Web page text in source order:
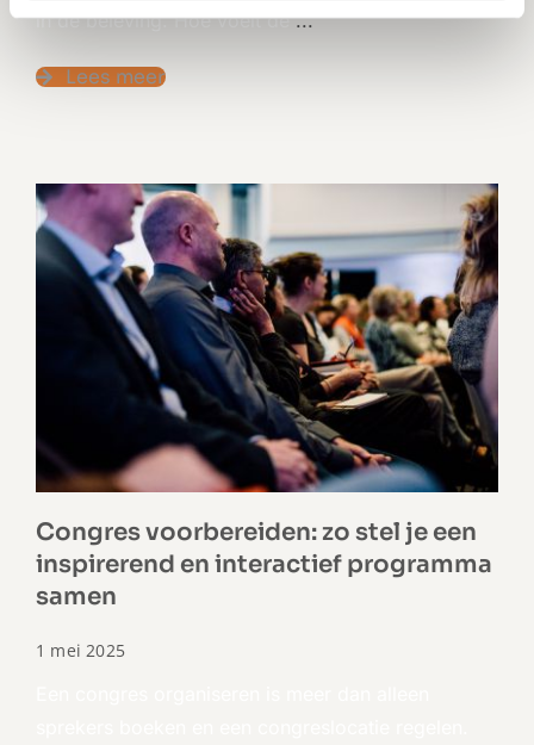
in de beleving. Hoe voelt de...
Lees meer
Congres voorbereiden: zo stel je een
inspirerend en interactief programma
samen
1 mei 2025